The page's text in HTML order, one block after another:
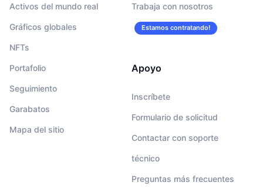
Activos del mundo real
Gráficos globales
NFTs
Portafolio
Seguimiento
Garabatos
Mapa del sitio
Trabaja con nosotros
Estamos contratando!
Apoyo
Inscríbete
Formulario de solicitud
Contactar con soporte
técnico
Preguntas más frecuentes